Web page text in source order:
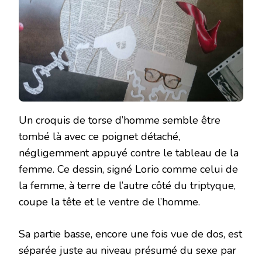
Un croquis de torse d’homme semble être
tombé là avec ce poignet détaché,
négligemment appuyé contre le tableau de la
femme. Ce dessin, signé Lorio comme celui de
la femme, à terre de l’autre côté du triptyque,
coupe la tête et le ventre de l’homme.
Sa partie basse, encore une fois vue de dos, est
séparée juste au niveau présumé du sexe par